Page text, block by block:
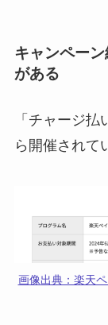
キャンペー
がある
「チャージ
ら開催されて
画像出典：楽天